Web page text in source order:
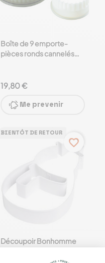
Boîte de 9 emporte-
pièces ronds cannelés
19,80 €
Me prevenir
BIENTÔT DE RETOUR
favorite_border
Découpoir Bonhomme